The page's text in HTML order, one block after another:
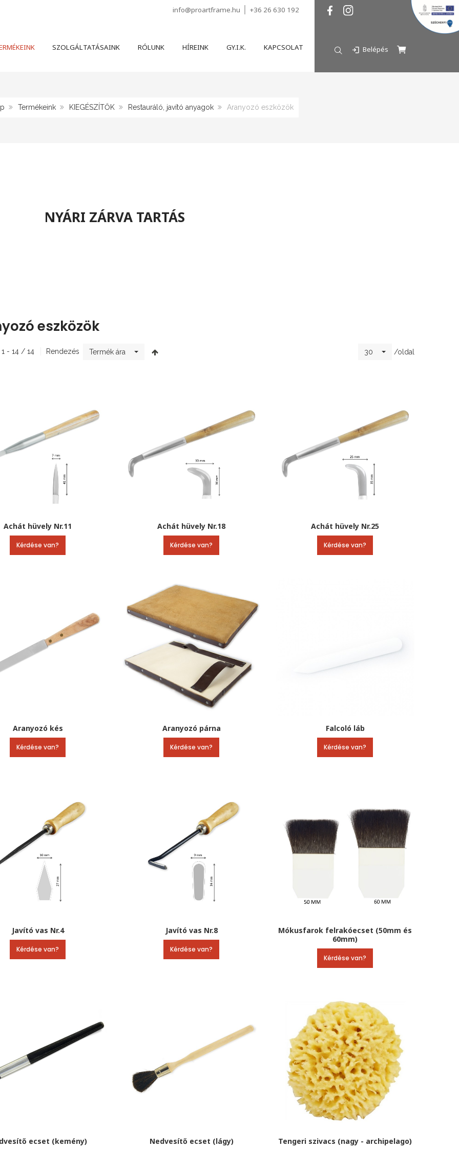
info@proartframe.hu +36 26 630 192
SZOLGÁLTATÁSAINK RÓLUNK HÍREINK GY.I.K. KAPCSOLAT Belépés
Termékeink KIEGÉSZÍTŐK Restauráló, javító anyagok Aranyozó eszközök
NYÁRI ZÁRVA TARTÁS
eszközök
- 14 / 14 Rendezés Termék ára 30 /oldal
Achát hüvely Nr.11
Kérdése van?
Achát hüvely Nr.18
Kérdése van?
Achát hüvely Nr.25
Kérdése van?
Aranyozó kés
Kérdése van?
Aranyozó párna
Kérdése van?
Falcoló láb
Kérdése van?
Javító vas Nr.4
Kérdése van?
Javító vas Nr.8
Kérdése van?
Mókusfarok felrakóecset (50mm és
60mm)
Kérdése van?
ecset (kemény) Nedvesítő ecset (lágy) Tengeri szivacs (nagy - archipelago)